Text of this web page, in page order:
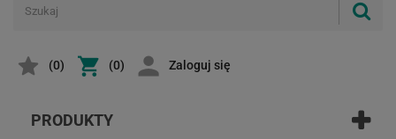
(0) (0) Zaloguj się
PRODUKTY